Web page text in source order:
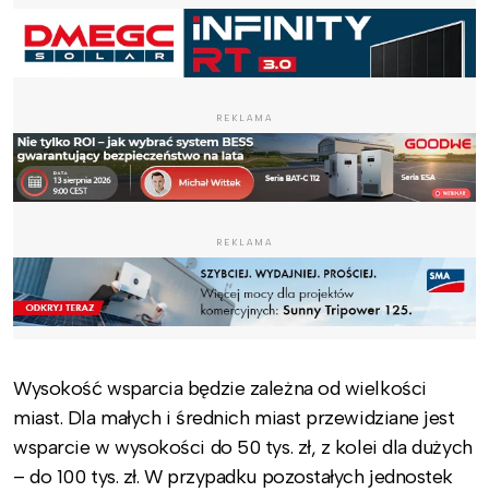
REKLAMA
REKLAMA
Wysokość wsparcia będzie zależna od wielkości
miast. Dla małych i średnich miast przewidziane jest
wsparcie w wysokości do 50 tys. zł, z kolei dla dużych
– do 100 tys. zł. W przypadku pozostałych jednostek